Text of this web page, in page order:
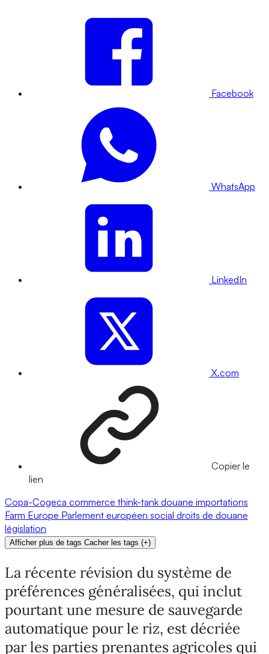
Facebook
WhatsApp
LinkedIn
X.com
Copier le
lien
Copa-Cogeca commerce think-tank douane importations
Farm Europe Parlement européen social droits de douane
législation
Afficher plus de tags Cacher les tags (+)
La récente révision du système de
préférences généralisées, qui inclut
pourtant une mesure de sauvegarde
automatique pour le riz, est décriée
par les parties prenantes agricoles qui